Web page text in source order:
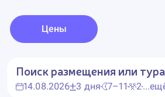
Цены
Поиск размещения или
14.08.2026 3 дня 7–11 2